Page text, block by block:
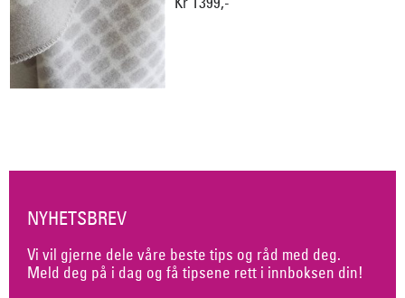
NYHETSBREV
Vi vil gjerne dele våre beste tips og råd med deg.
Meld deg på i dag og få tipsene rett i innboksen din!